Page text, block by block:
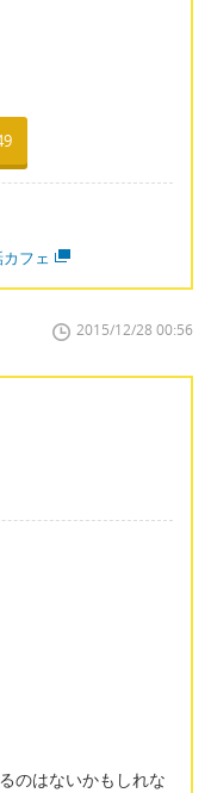
フェ
2015/12/28 00:56
のはないかもしれな